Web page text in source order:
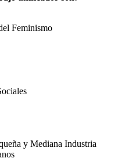
Feminismo
y Mediana Industria